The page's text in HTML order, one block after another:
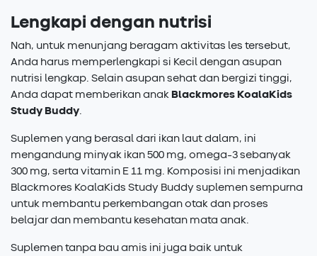
Lengkapi dengan nutrisi
Nah, untuk menunjang beragam aktivitas les tersebut,
Anda harus memperlengkapi si Kecil dengan asupan
nutrisi lengkap. Selain asupan sehat dan bergizi tinggi,
Anda dapat memberikan anak Blackmores KoalaKids
Study Buddy.
Suplemen yang berasal dari ikan laut dalam, ini
mengandung minyak ikan 500 mg, omega-3 sebanyak
300 mg, serta vitamin E 11 mg. Komposisi ini menjadikan
Blackmores KoalaKids Study Buddy suplemen sempurna
untuk membantu perkembangan otak dan proses
belajar dan membantu kesehatan mata anak.
Suplemen tanpa bau amis ini juga baik untuk